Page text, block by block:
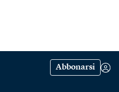
Abbonarsi